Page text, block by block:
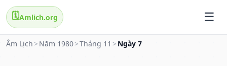
🗓️Amlich.org
Âm Lịch > Năm 1980>Tháng 11 > Ngày 7